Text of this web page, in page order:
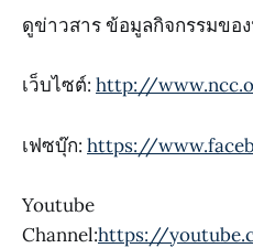
ดูข่าวสาร ข้อมูลกิจกรรมขอ
เว็บไซต์: http://
เฟซบุ๊ก: https://
Youtube
Channel:https://